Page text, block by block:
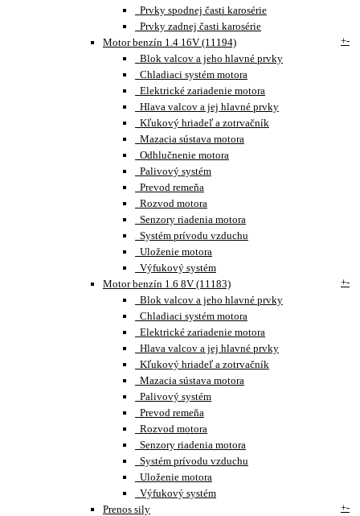
Prvky spodnej časti karosérie
Prvky zadnej časti karosérie
Motor benzín 1.4 16V (11194)
+-
Blok valcov a jeho hlavné prvky
Chladiaci systém motora
Elektrické zariadenie motora
Hlava valcov a jej hlavné prvky
Kľukový hriadeľ a zotrvačník
Mazacia sústava motora
Odhlučnenie motora
Palivový systém
Prevod remeňa
Rozvod motora
Senzory riadenia motora
Systém prívodu vzduchu
Uloženie motora
Výfukový systém
Motor benzín 1.6 8V (11183)
+-
Blok valcov a jeho hlavné prvky
Chladiaci systém motora
Elektrické zariadenie motora
Hlava valcov a jej hlavné prvky
Kľukový hriadeľ a zotrvačník
Mazacia sústava motora
Palivový systém
Prevod remeňa
Rozvod motora
Senzory riadenia motora
Systém prívodu vzduchu
Uloženie motora
Výfukový systém
Prenos sily
+-